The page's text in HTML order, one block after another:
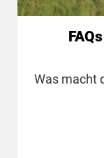
Was macht